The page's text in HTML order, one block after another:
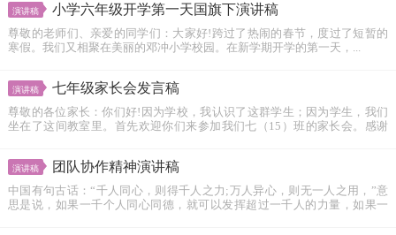
演讲稿 小学六年级开学第一天国旗下演讲稿
尊敬的老师们、亲爱的同学们：大家好!跨过了热闹的春节，度过了短暂的
寒假。我们又相聚在美丽的邓冲小学校园。在新学期开学的第一天，...
演讲稿 七年级家长会发言稿
尊敬的各位家长：你们好!因为学校，我认识了这群学生；因为学生，我们
坐在了这间教室里。首先欢迎你们来参加我们七（15）班的家长会。感谢
演讲稿 团队协作精神演讲稿
中国有句古话：“千人同心，则得千人之力;万人异心，则无一人之用，”意
思是说，如果一千个人同心同德，就可以发挥超过一千人的力量，如果一